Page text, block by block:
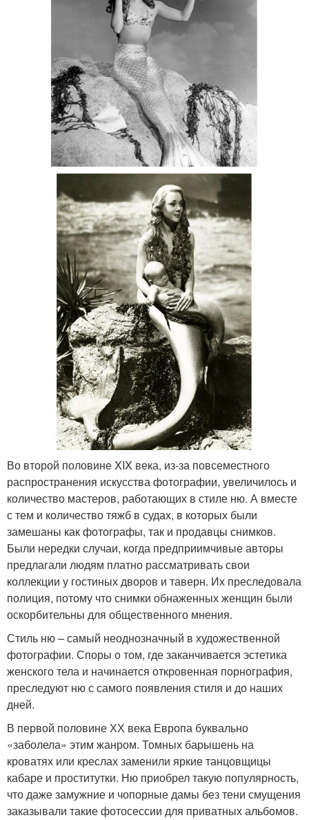
Во второй половине XIX века, из-за повсеместного
распространения искусства фотографии, увеличилось и
количество мастеров, работающих в стиле ню. А вместе
с тем и количество тяжб в судах, в которых были
замешаны как фотографы, так и продавцы снимков.
Были нередки случаи, когда предприимчивые авторы
предлагали людям платно рассматривать свои
коллекции у гостиных дворов и таверн. Их преследовала
полиция, потому что снимки обнаженных женщин были
оскорбительны для общественного мнения.
Стиль ню – самый неоднозначный в художественной
фотографии. Споры о том, где заканчивается эстетика
женского тела и начинается откровенная порнография,
преследуют ню с самого появления стиля и до наших
дней.
В первой половине ХХ века Европа буквально
«заболела» этим жанром. Томных барышень на
кроватях или креслах заменили яркие танцовщицы
кабаре и проститутки. Ню приобрел такую популярность,
что даже замужние и чопорные дамы без тени смущения
заказывали такие фотосессии для приватных альбомов.